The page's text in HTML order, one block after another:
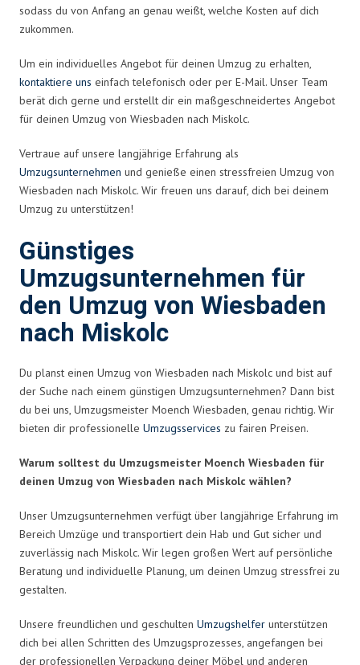
sodass du von Anfang an genau weißt, welche Kosten auf dich
zukommen.
Um ein individuelles Angebot für deinen Umzug zu erhalten,
kontaktiere uns einfach telefonisch oder per E-Mail. Unser Team
berät dich gerne und erstellt dir ein maßgeschneidertes Angebot
für deinen Umzug von Wiesbaden nach Miskolc.
Vertraue auf unsere langjährige Erfahrung als
Umzugsunternehmen und genieße einen stressfreien Umzug von
Wiesbaden nach Miskolc. Wir freuen uns darauf, dich bei deinem
Umzug zu unterstützen!
Günstiges
Umzugsunternehmen für
den Umzug von Wiesbaden
nach Miskolc
Du planst einen Umzug von Wiesbaden nach Miskolc und bist auf
der Suche nach einem günstigen Umzugsunternehmen? Dann bist
du bei uns, Umzugsmeister Moench Wiesbaden, genau richtig. Wir
bieten dir professionelle Umzugsservices zu fairen Preisen.
Warum solltest du Umzugsmeister Moench Wiesbaden für
deinen Umzug von Wiesbaden nach Miskolc wählen?
Unser Umzugsunternehmen verfügt über langjährige Erfahrung im
Bereich Umzüge und transportiert dein Hab und Gut sicher und
zuverlässig nach Miskolc. Wir legen großen Wert auf persönliche
Beratung und individuelle Planung, um deinen Umzug stressfrei zu
gestalten.
Unsere freundlichen und geschulten Umzugshelfer unterstützen
dich bei allen Schritten des Umzugsprozesses, angefangen bei
der professionellen Verpackung deiner Möbel und anderen